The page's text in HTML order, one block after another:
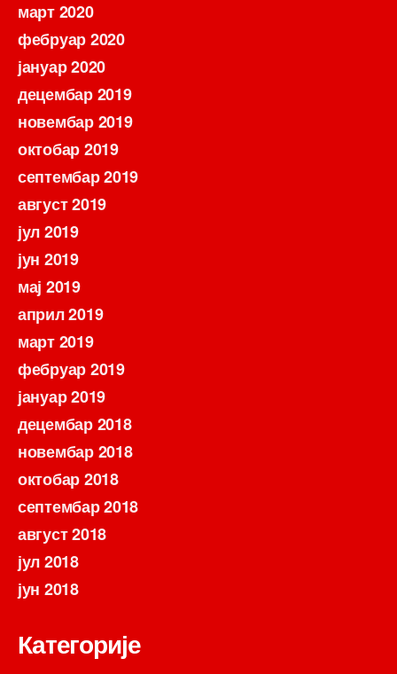
март 2020
фебруар 2020
јануар 2020
децембар 2019
новембар 2019
октобар 2019
септембар 2019
август 2019
јул 2019
јун 2019
мај 2019
април 2019
март 2019
фебруар 2019
јануар 2019
децембар 2018
новембар 2018
октобар 2018
септембар 2018
август 2018
јул 2018
јун 2018
Категорије